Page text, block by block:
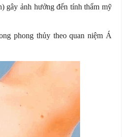
gây ảnh hưởng đến tính thẩm mỹ
phong thủy theo quan niệm Á